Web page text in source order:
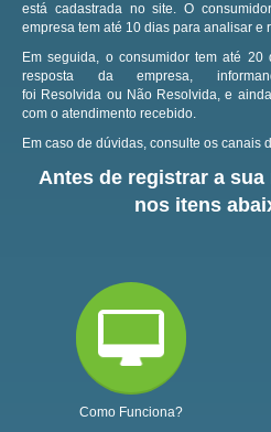
está cadastrada no site.O
empresa tem até 10 dias para analisar e
Em seguida, o consumidor tem até
resposta da empresa,
foi Resolvida ou Não Resolvida, e
com o atendimento recebido.
Em caso de dúvidas, consulte os canais
Antes de registrar a
nos itens
Como Funciona?